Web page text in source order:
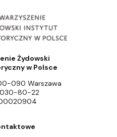
Żydowski
w Polsce
090 Warszawa
030-80-22